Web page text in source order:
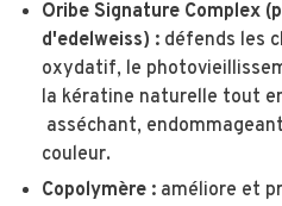
Oribe Signature Complex
d'edelweiss) : défends les
oxydatif, le
la kératine naturelle tout
asséchant,
couleur.
Copolymère : améliore et